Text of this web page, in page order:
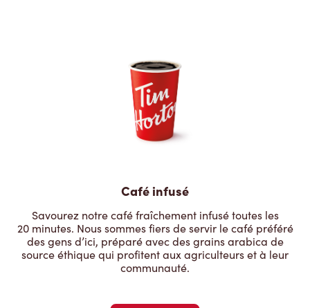
Café infusé
Savourez notre café fraîchement infusé toutes les
20 minutes. Nous sommes fiers de servir le café préféré
des gens d’ici, préparé avec des grains arabica de
source éthique qui profitent aux agriculteurs et à leur
communauté.